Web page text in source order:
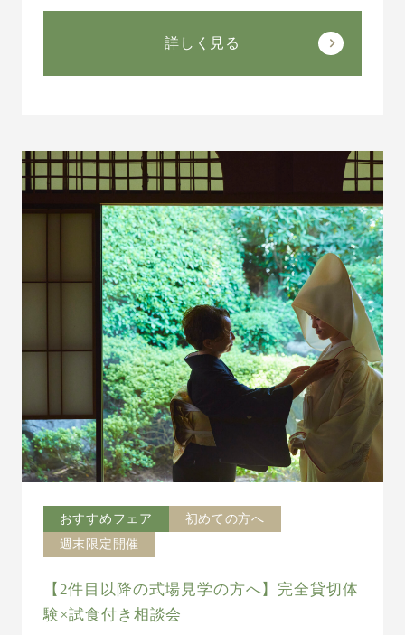
詳しく見る
おすすめフェア
初めての方へ
週末限定開催
【2件目以降の式場見学の方へ】完全貸切体
験×試食付き相談会